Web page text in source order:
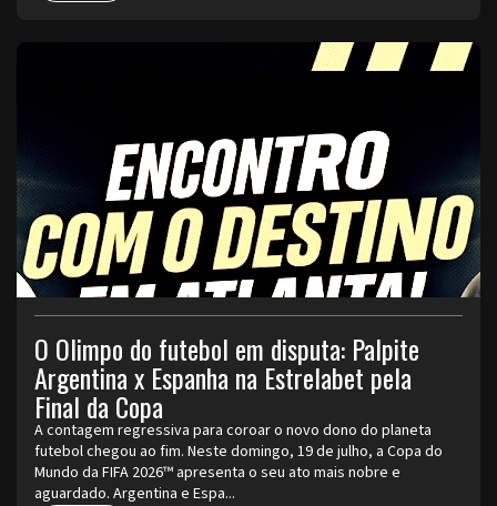
O Olimpo do futebol em disputa: Palpite
Argentina x Espanha na Estrelabet pela
Final da Copa
A contagem regressiva para coroar o novo dono do planeta
futebol chegou ao fim. Neste domingo, 19 de julho, a Copa do
Mundo da FIFA 2026™ apresenta o seu ato mais nobre e
aguardado. Argentina e Espa...